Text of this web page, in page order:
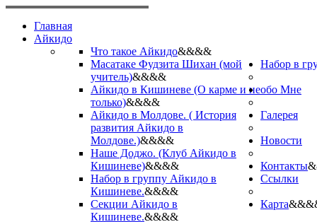
Главная
Айкидо
Что такое Айкидо&&&&
Масатаке Фудзита Шихан (мой
учитель)&&&&
Айкидо в Кишиневе (О карме и не
только)&&&&
Айкидо в Молдове. ( История
развития Айкидо в
Молдове.)&&&&
Наше Доджо. (Клуб Айкидо в
Кишиневе)&&&&
Набор в
Набор в группу Айкидо в
Кишиневе.&&&&
Секции Айкидо в
Кишиневе.&&&&
обо Мне
Галерея
Новости
Контакты
Ссылки
Карта